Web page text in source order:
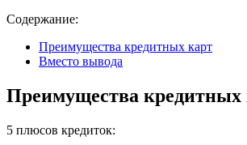
Содержание:
Преимущества кредитных карт
Вместо вывода
Преимущества кредитных
5 плюсов кредиток: